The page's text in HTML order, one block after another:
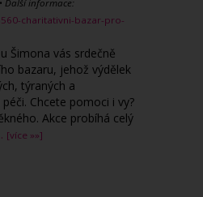
• Další informace:
charitativni-bazar-pro-
Šimona vás srdečně
bazaru, jehož výdělek
týraných a
Chcete pomoci i vy?
Akce probíhá celý
[více »»]